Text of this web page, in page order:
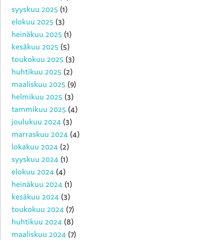
syyskuu 2025 (1)
elokuu 2025 (3)
heinäkuu 2025 (1)
kesäkuu 2025 (5)
toukokuu 2025 (3)
huhtikuu 2025 (2)
maaliskuu 2025 (9)
helmikuu 2025 (3)
tammikuu 2025 (4)
joulukuu 2024 (3)
marraskuu 2024 (4)
lokakuu 2024 (2)
syyskuu 2024 (1)
elokuu 2024 (4)
heinäkuu 2024 (1)
kesäkuu 2024 (3)
toukokuu 2024 (7)
huhtikuu 2024 (8)
maaliskuu 2024 (7)